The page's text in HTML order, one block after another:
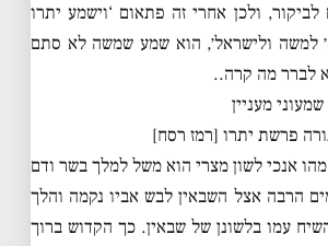
ולכן אחרי זה פתאום ‘וישמע יתרו
ולישראל׳, הוא שמע שמשה לא סתם
לברר מה קרה..
מעניין
פרשת יתרו [רמז רסח]
אנכי לשון מצרי הוא משל למלך בשר ודם
הרבה אצל השבאין לבש אביו נקמה והלך
עמו בלשונן של שבאין. כך הקדוש ברוך